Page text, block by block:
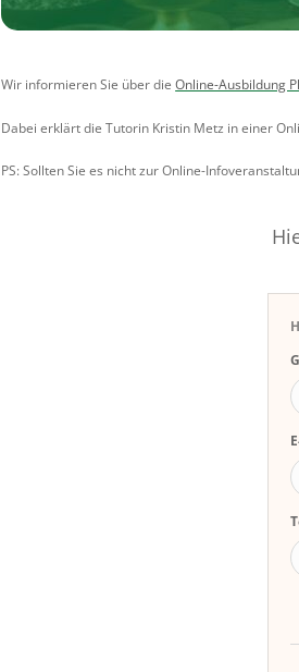
Wir informieren Sie über dieOnline-Ausbildung
Dabei erklärt die Tutorin Kristin Metz in einer
PS: Sollten Sie es nicht zur Online-